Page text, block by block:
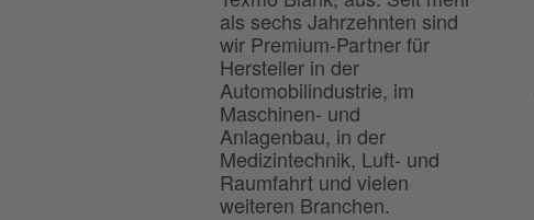
als sechs Jahrzehnten sind
wir Premium-Partner für
Hersteller in der
Automobilindustrie, im
Maschinen- und
Anlagenbau, in der
Medizintechnik, Luft- und
Raumfahrt und vielen
weiteren Branchen.